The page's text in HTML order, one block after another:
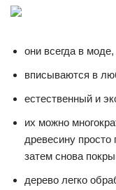
они всегда в моде,
вписываются в
естественный и
их можно
древесину
затем снова
дерево легко